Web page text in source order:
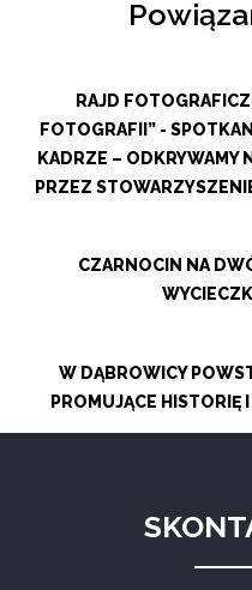
RAJD
FOTOGRAFII” -
KADRZE – ODKRYWAMY
PRZEZ
CZARNOCIN NA
W DĄBROWICY
PROMUJĄCE HISTORIĘ